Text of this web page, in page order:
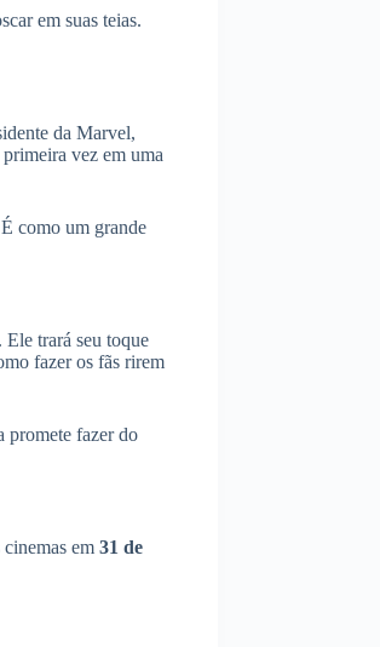
em suas teias.
da Marvel,
vez em uma
como um grande
Ele trará seu toque
fazer os fãs rirem
promete fazer do
em 31 de